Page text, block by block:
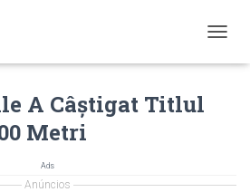
O
V
A Câștigat Titlul
Metri
Ads
Anúncios